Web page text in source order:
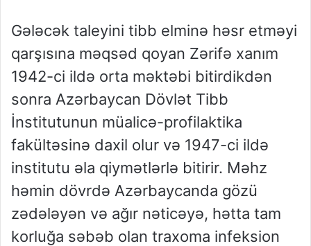
Gələcək taleyini tibb elminə həsr etməyi
qarşısına məqsəd qoyan Zərifə xanım
1942-ci ildə orta məktəbi bitirdikdən
sonra Azərbaycan Dövlət Tibb
İnstitutunun müalicə-profilaktika
fakültəsinə daxil olur və 1947-ci ildə
institutu əla qiymətlərlə bitirir. Məhz
həmin dövrdə Azərbaycanda gözü
zədələyən və ağır nəticəyə, hətta tam
korluğa səbəb olan traxoma infeksion